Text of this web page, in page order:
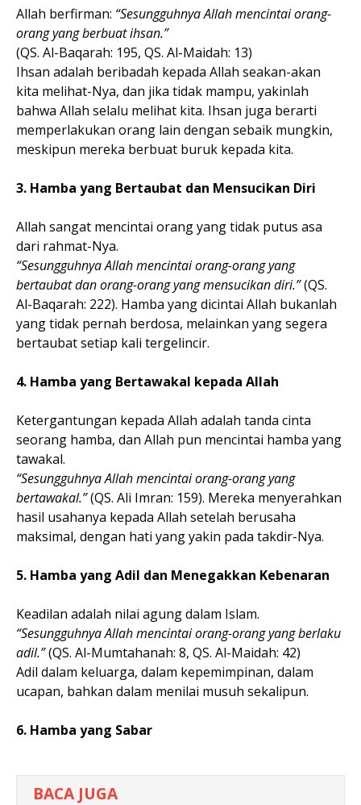
Allah berfirman: “Sesungguhnya Allah mencintai orang-
orang yang berbuat ihsan.”
(QS. Al-Baqarah: 195, QS. Al-Maidah: 13)
Ihsan adalah beribadah kepada Allah seakan-akan
kita melihat-Nya, dan jika tidak mampu, yakinlah
bahwa Allah selalu melihat kita. Ihsan juga berarti
memperlakukan orang lain dengan sebaik mungkin,
meskipun mereka berbuat buruk kepada kita.
3. Hamba yang Bertaubat dan Mensucikan Diri
Allah sangat mencintai orang yang tidak putus asa
dari rahmat-Nya.
“Sesungguhnya Allah mencintai orang-orang yang
bertaubat dan orang-orang yang mensucikan diri.”(QS.
Al-Baqarah: 222). Hamba yang dicintai Allah bukanlah
yang tidak pernah berdosa, melainkan yang segera
bertaubat setiap kali tergelincir.
4. Hamba yang Bertawakal kepada Allah
Ketergantungan kepada Allah adalah tanda cinta
seorang hamba, dan Allah pun mencintai hamba yang
tawakal.
“Sesungguhnya Allah mencintai orang-orang yang
bertawakal.”(QS. Ali Imran: 159). Mereka menyerahkan
hasil usahanya kepada Allah setelah berusaha
maksimal, dengan hati yang yakin pada takdir-Nya.
5. Hamba yang Adil dan Menegakkan Kebenaran
Keadilan adalah nilai agung dalam Islam.
“Sesungguhnya Allah mencintai orang-orang yang berlaku
adil.”(QS. Al-Mumtahanah: 8, QS. Al-Maidah: 42)
Adil dalam keluarga, dalam kepemimpinan, dalam
ucapan, bahkan dalam menilai musuh sekalipun.
6. Hamba yang Sabar
BACA JUGA